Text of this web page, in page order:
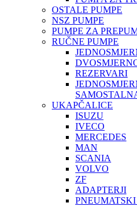
OSTALE PUMPE
NSZ PUMPE
PUMPE ZA
RUČNE PUMPE
REZERVARI
UKAPČALICE
ISUZU
IVECO
MERCEDES
MAN
SCANIA
VOLVO
ZF
ADAPTERJI